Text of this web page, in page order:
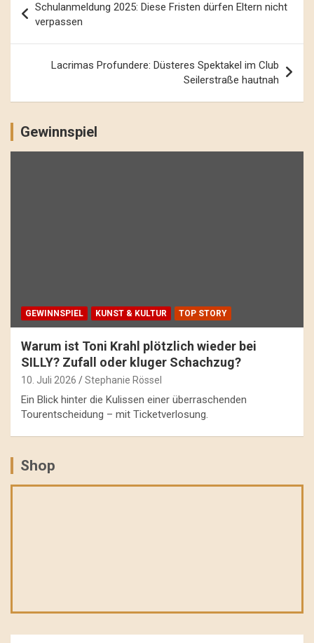
Navigation
Schulanmeldung 2025: Diese Fristen dürfen Eltern nicht
verpassen
Lacrimas Profundere: Düsteres Spektakel im Club
Seilerstraße hautnah
Gewinnspiel
GEWINNSPIEL KUNST & KULTUR TOP STORY
Warum ist Toni Krahl plötzlich wieder bei
SILLY? Zufall oder kluger Schachzug?
10. Juli 2026 Stephanie Rössel
Ein Blick hinter die Kulissen einer überraschenden
Tourentscheidung – mit Ticketverlosung.
Shop